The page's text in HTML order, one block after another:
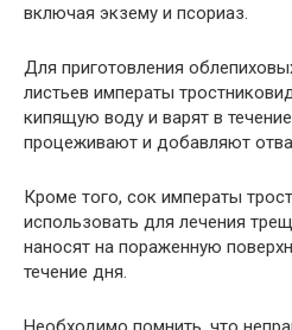
включая экзему и псориаз.
Для приготовления
листьев императы
кипящую воду и варят в
процеживают и добавляют
Кроме того, сок императы
использовать для лечения
наносят на пораженную
течение дня.